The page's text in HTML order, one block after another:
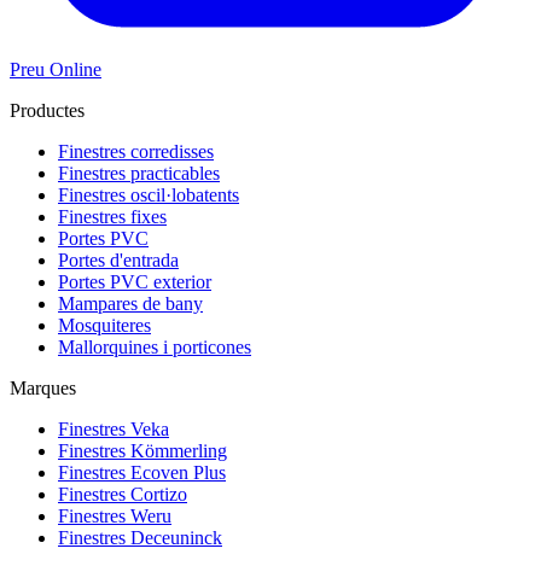
Preu Online
Productes
Finestres corredisses
Finestres practicables
Finestres oscil·lobatents
Finestres fixes
Portes PVC
Portes d'entrada
Portes PVC exterior
Mampares de bany
Mosquiteres
Mallorquines i porticones
Marques
Finestres Veka
Finestres Kömmerling
Finestres Ecoven Plus
Finestres Cortizo
Finestres Weru
Finestres Deceuninck